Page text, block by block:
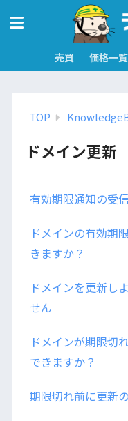
売買 価格一覧
TOP
ドメイン更新
有効期限通知の受
ドメインの有効期
きますか？
ドメインを更新し
せん
ドメインが期限切
できますか？
期限切れ前に更新